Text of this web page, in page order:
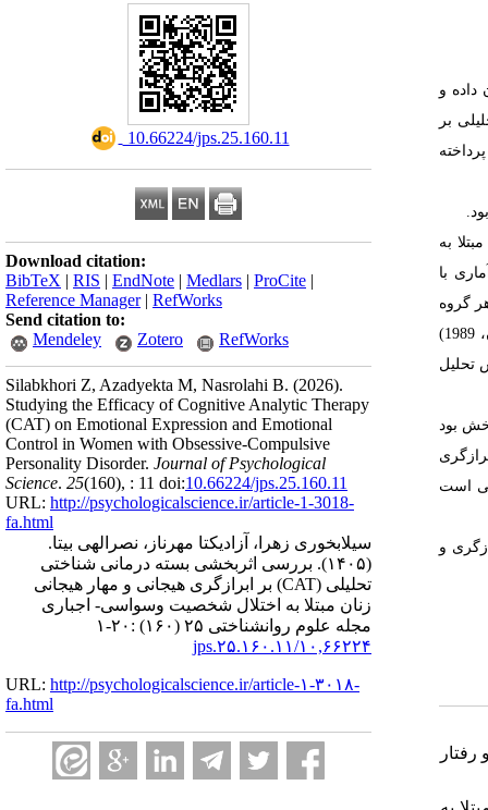
‎ 10.66224/jps.25.160.11
Download citation:
BibTeX | RIS | EndNote | Medlars | ProCite |
Reference Manager| RefWorks
Send citation to:
Mendeley
Zotero RefWorks
Silabkhori Z, Azadyekta M, Nasrolahi B. (2026).
Studying the Efficacy of Cognitive Analytic Therapy
(CAT) on Emotional Expression and Emotional
Control in Women with Obsessive-Compulsive
Personality Disorder. Journal of Psychological
Science. 25(160), : 11 doi:10.66224/jps.25.160.11
URL: http://psychologicalscience.ir/article-1-3018-
fa.html
سیلابخوری زهرا، آزادیکتا مهرناز، نصرالهی بیتا.
(۱۴۰۵).
بررسی اثربخشی بسته درمانی شناختی
تحلیلی (CAT) بر ابرازگری هیجانی و مهار هیجانی
زنان مبتلا به اختلال شخصیت وسواسی- اجباری
مجله علوم روانشناختی ۲۵ (۱۶۰) :۲۰-۱
۱۰,۶۶۲۲۴/jps.۲۵.۱۶۰.۱۱
URL: http://psychologicalscience.ir/article-۱-۳۰۱۸-
fa.html
داده و
بر
به
از بین زنان جامعۀ آماری با
(هر گروه
داده‌های پژوهش با استفاده از پرسش‌نامه­های ابرازگری هیجانی (کینگ و امونز، 1990) و مهار هیجانی (راجر و نجاریان، 1989)
از روش تحلیل
بود
است
و
و رفتار